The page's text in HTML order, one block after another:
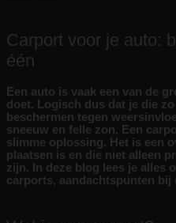
Carport voor je auto:
één
Een auto is vaak een van de
doet. Logisch dus dat je die
beschermen tegen
sneeuw en felle zon. Een
slimme oplossing. Het is een
plaatsen is en die niet alleen
zijn. In deze blog lees je alles
carports, aandachtspunten bij